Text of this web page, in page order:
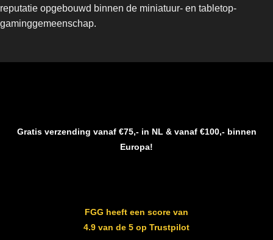
reputatie opgebouwd binnen de miniatuur- en tabletop-
gaminggemeenschap.
Gratis verzending vanaf €75,- in NL & vanaf €100,- binnen
Europa!
FGG heeft een score van
4.9 van de 5 op Trustpilot